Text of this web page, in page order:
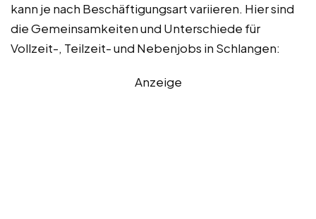
kann je nach Beschäftigungsart variieren. Hier sind
die Gemeinsamkeiten und Unterschiede für
Vollzeit-, Teilzeit- und Nebenjobs in Schlangen:
Anzeige